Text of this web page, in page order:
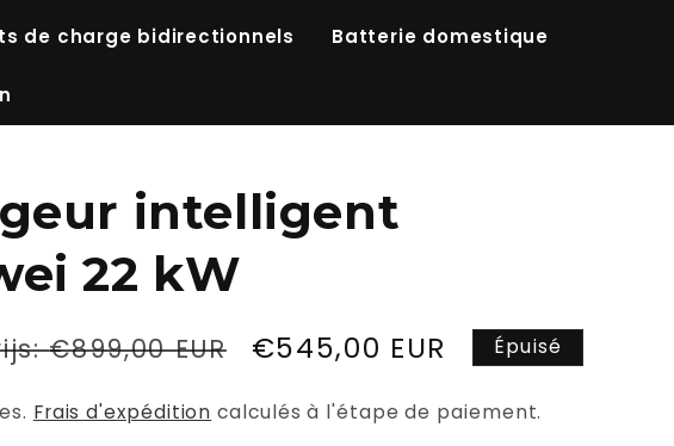
de charge bidirectionnels Batterie domestique
intelligent
22 kW
€899,00 EUR
Prix
€545,00 EUR Épuisé
Frais d'expédition calculés à l'étape de paiement.